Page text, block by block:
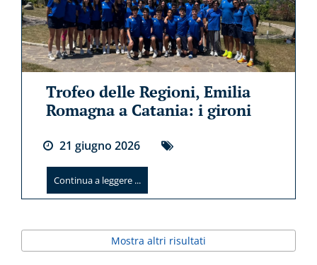
Trofeo delle Regioni, Emilia
Romagna a Catania: i gironi
21 giugno 2026
Continua a leggere ...
Mostra altri risultati